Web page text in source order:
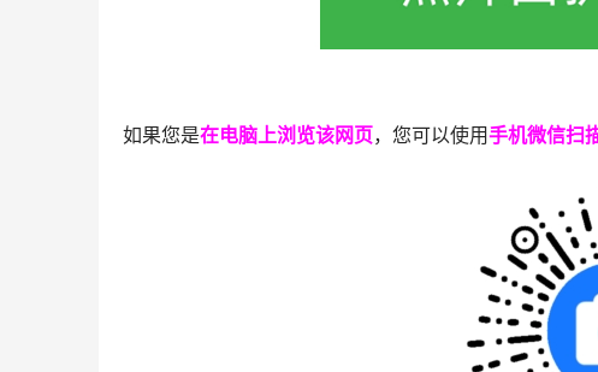
如果您是在电脑上浏览该网页，您可以使用手机微信扫